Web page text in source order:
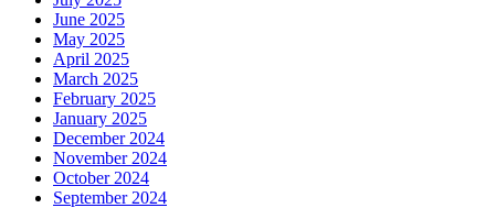
June 2025
May 2025
April 2025
March 2025
February 2025
January 2025
December 2024
November 2024
October 2024
September 2024